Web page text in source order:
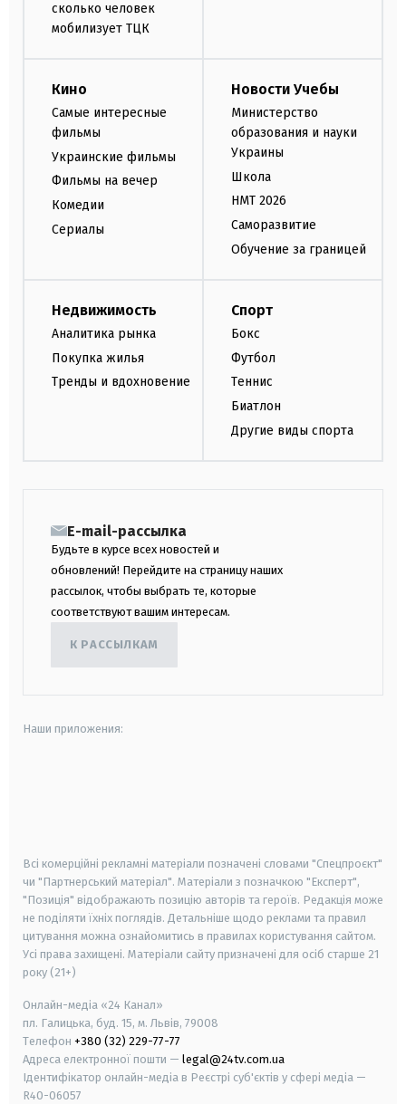
сколько человек
мобилизует ТЦК
Кино
Самые интересные
фильмы
Украинские фильмы
Фильмы на вечер
Комедии
Сериалы
Новости Учебы
Министерство
образования и науки
Украины
Школа
НМТ 2026
Саморазвитие
Обучение за границей
Недвижимость
Аналитика рынка
Покупка жилья
Тренды и вдохновение
Спорт
Бокс
Футбол
Теннис
Биатлон
Другие виды спорта
E-mail-рассылка
Будьте в курсе всех новостей и
обновлений! Перейдите на страницу наших
рассылок, чтобы выбрать те, которые
соответствуют вашим интересам.
К РАССЫЛКАМ
Наши приложения:
Всі комерційні рекламні матеріали позначені словами "Спецпроєкт"
чи "Партнерський матеріал". Матеріали з позначкою "Експерт",
"Позиція" відображають позицію авторів та героїв. Редакція може
не поділяти їхніх поглядів. Детальніше щодо реклами та правил
цитування можна ознайомитись в правилах користування сайтом.
Усі права захищені. Матеріали сайту призначені для осіб старше 21
року (21+)
Онлайн-медіа «24 Канал»
пл. Галицька, буд. 15, м. Львів, 79008
Телефон +380 (32) 229-77-77
Адреса електронної пошти — legal@24tv.com.ua
Ідентифікатор онлайн-медіа в Реєстрі суб'єктів у сфері медіа —
R40-06057